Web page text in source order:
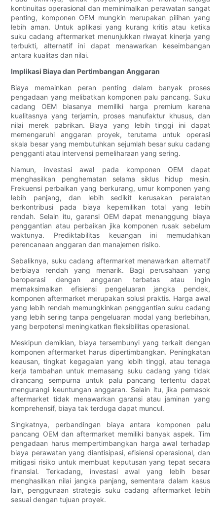
kontinuitas operasional dan meminimalkan perawatan sangat
penting, komponen OEM mungkin merupakan pilihan yang
lebih aman. Untuk aplikasi yang kurang kritis atau ketika
suku cadang aftermarket menunjukkan riwayat kinerja yang
terbukti, alternatif ini dapat menawarkan keseimbangan
antara kualitas dan nilai.
Implikasi Biaya dan Pertimbangan Anggaran
Biaya memainkan peran penting dalam banyak proses
pengadaan yang melibatkan komponen palu pancang. Suku
cadang OEM biasanya memiliki harga premium karena
kualitasnya yang terjamin, proses manufaktur khusus, dan
nilai merek pabrikan. Biaya yang lebih tinggi ini dapat
memengaruhi anggaran proyek, terutama untuk operasi
skala besar yang membutuhkan sejumlah besar suku cadang
pengganti atau intervensi pemeliharaan yang sering.
Namun, investasi awal pada komponen OEM dapat
menghasilkan penghematan selama siklus hidup mesin.
Frekuensi perbaikan yang berkurang, umur komponen yang
lebih panjang, dan lebih sedikit kerusakan peralatan
berkontribusi pada biaya kepemilikan total yang lebih
rendah. Selain itu, garansi OEM dapat menanggung biaya
penggantian atau perbaikan jika komponen rusak sebelum
waktunya. Prediktabilitas keuangan ini memudahkan
perencanaan anggaran dan manajemen risiko.
Sebaliknya, suku cadang aftermarket menawarkan alternatif
berbiaya rendah yang menarik. Bagi perusahaan yang
beroperasi dengan anggaran terbatas atau ingin
memaksimalkan efisiensi pengeluaran jangka pendek,
komponen aftermarket merupakan solusi praktis. Harga awal
yang lebih rendah memungkinkan penggantian suku cadang
yang lebih sering tanpa pengeluaran modal yang berlebihan,
yang berpotensi meningkatkan fleksibilitas operasional.
Meskipun demikian, biaya tersembunyi yang terkait dengan
komponen aftermarket harus dipertimbangkan. Peningkatan
keausan, tingkat kegagalan yang lebih tinggi, atau tenaga
kerja tambahan untuk memasang suku cadang yang tidak
dirancang sempurna untuk palu pancang tertentu dapat
mengurangi keuntungan anggaran. Selain itu, jika pemasok
aftermarket tidak menawarkan garansi atau jaminan yang
komprehensif, biaya tak terduga dapat muncul.
Singkatnya, perbandingan biaya antara komponen palu
pancang OEM dan aftermarket memiliki banyak aspek. Tim
pengadaan harus mempertimbangkan harga awal terhadap
biaya perawatan yang diantisipasi, efisiensi operasional, dan
mitigasi risiko untuk membuat keputusan yang tepat secara
finansial. Terkadang, investasi awal yang lebih besar
menghasilkan nilai jangka panjang, sementara dalam kasus
lain, penggunaan strategis suku cadang aftermarket lebih
sesuai dengan tujuan proyek.